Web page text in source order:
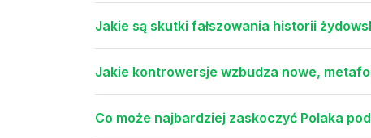
Jakie są skutki fałszowania historii
Jakie kontrowersje wzbudza nowe,
Co może najbardziej zaskoczyć Polaka